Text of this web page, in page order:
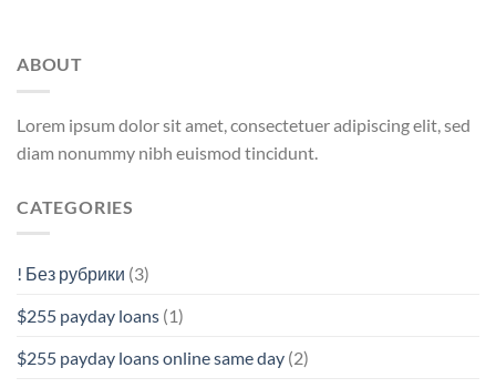
ABOUT
Lorem ipsum dolor sit amet, consectetuer adipiscing elit, sed
diam nonummy nibh euismod tincidunt.
CATEGORIES
! Без рубрики (3)
$255 payday loans (1)
$255 payday loans online same day (2)